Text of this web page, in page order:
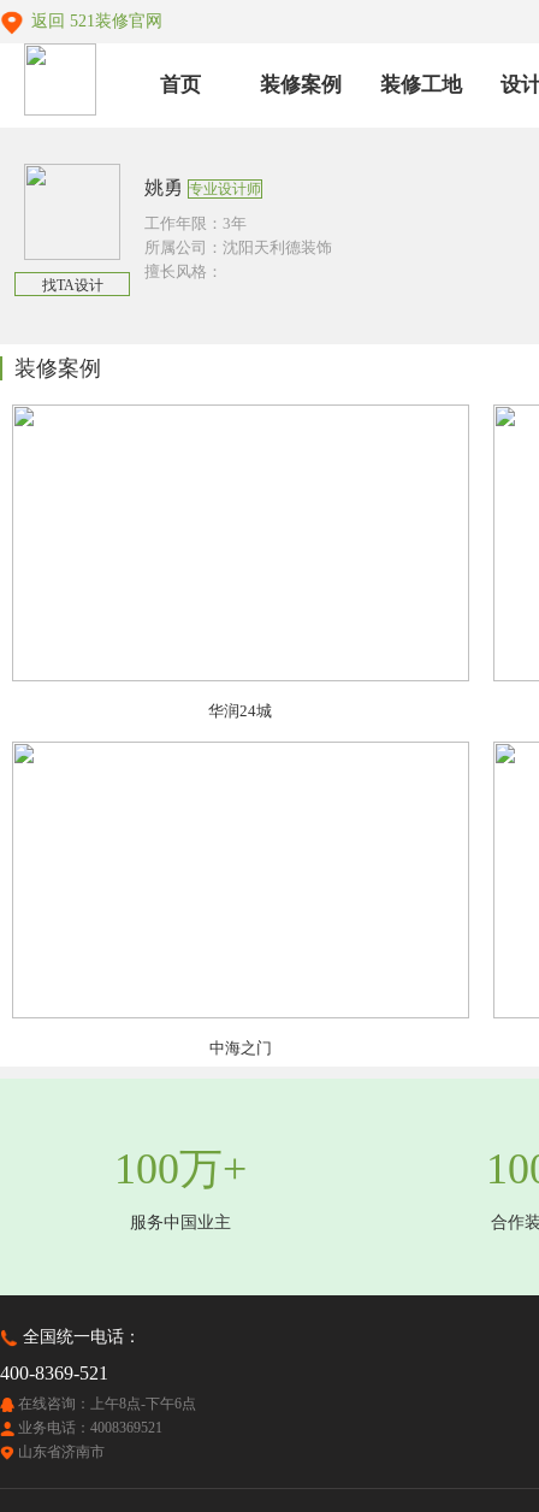
返回 521装修官网
首页 装修案例 装修工地 设
找TA设计
姚勇 专业设计师
工作年限：3年
所属公司：沈阳天利德装饰
擅长风格：
装修案例
华润24城
中海之门
100万+
服务中国业主 合作
全国统一电话：
400-8369-521
在线咨询：上午8点-下午6点
业务电话：4008369521
山东省济南市